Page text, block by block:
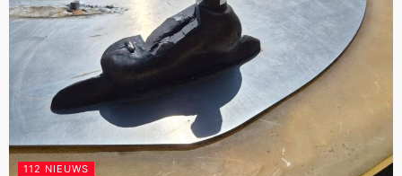
112 NIEUWS